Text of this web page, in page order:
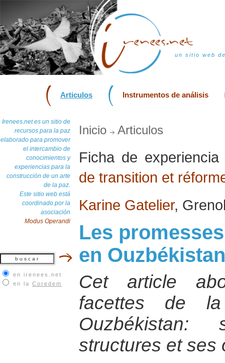
un sitio web
Articulos Instrumentos de análisis
Irenees.net es un sitio de
recursos para la paz
elaborado para promover
el intercambio de
conocimientos y
experiencias para la
construcción de un arte
de la paz.
Este sitio web está
coordinado por la
asociación
Modus Operandi
en irenees.net
en la Coredem
Inicio Articulos
Ficha de
de transition et
Karine Gatelier,
Les
en Ouzbékistan
Cet article
facettes de
structures et ses